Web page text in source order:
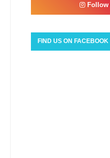
Follow
FIND US ON FACEBOOK